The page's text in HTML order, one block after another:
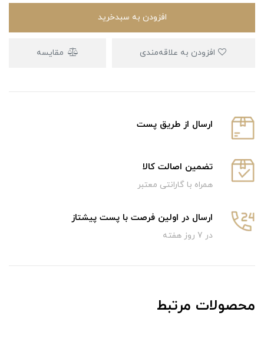
افزودن به سبدخرید
مقایسه
ارسال از طریق پست
تضمین اصالت کالا
همراه با گارانتی معتبر
ارسال در اولین فرصت با پست پیشتاز
در 7 روز هفته
محصولات مرتبط